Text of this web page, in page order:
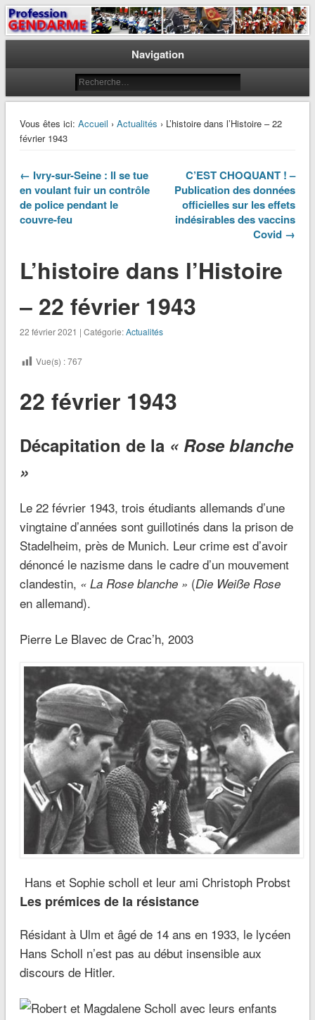
Profession Gendarme
Le journal des gendarmes
Navigation
Vous êtes ici: Accueil › Actualités › L’histoire dans l’Histoire – 22
février 1943
← Ivry-sur-Seine : Il se tue
en voulant fuir un contrôle
de police pendant le
couvre-feu
C’EST CHOQUANT ! –
Publication des données
officielles sur les effets
indésirables des vaccins
Covid →
L’histoire dans l’Histoire
– 22 février 1943
22 février 2021 | Catégorie:Actualités
Vue(s) :767
22 février 1943
Décapitation de la « Rose blanche
»
Le 22 février 1943, trois étudiants allemands d’une
vingtaine d’années sont guillotinés dans la prison de
Stadelheim, près de Munich. Leur crime est d’avoir
dénoncé le nazisme dans le cadre d’un mouvement
clandestin, « La Rose blanche » (Die Weiße Rose
en allemand).
Pierre Le Blavec de Crac’h, 2003
Hans et Sophie scholl et leur ami Christoph Probst
Les prémices de la résistance
Résidant à Ulm et âgé de 14 ans en 1933, le lycéen
Hans Scholl n’est pas au début insensible aux
discours de Hitler.